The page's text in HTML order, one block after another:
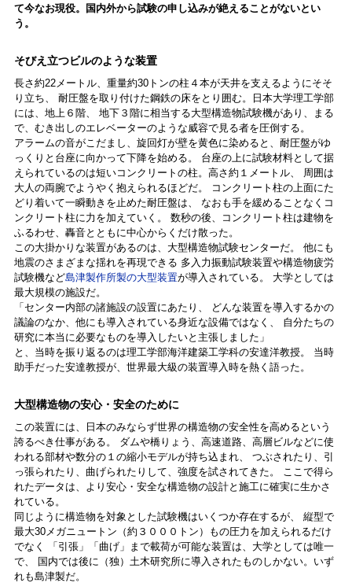
て今なお現役。国内外から試験の申し込みが絶えることがないとい
う。
そびえ立つビルのような装置
長さ約22メートル、重量約30トンの柱４本が天井を支えるようにそそ
り立ち、 耐圧盤を取り付けた鋼鉄の床をとり囲む。日本大学理工学部
には、地上６階、 地下３階に相当する大型構造物試験機があり、まる
で、むき出しのエレベーターのような威容で見る者を圧倒する。
アラームの音がこだまし、旋回灯が壁を黄色に染めると、耐圧盤がゆ
っくりと台座に向かって下降を始める。 台座の上に試験材料として据
えられているのは短いコンクリートの柱。高さ約１メートル、 周囲は
大人の両腕でようやく抱えられるほどだ。 コンクリート柱の上面にた
どり着いて一瞬動きを止めた耐圧盤は、 なおも手を緩めることなくコ
ンクリート柱に力を加えていく。 数秒の後、コンクリート柱は建物を
ふるわせ、轟音とともに中心からくだけ散った。
この大掛かりな装置があるのは、大型構造物試験センターだ。 他にも
地震のさまざまな揺れを再現できる 多入力振動試験装置や構造物疲労
試験機など島津製作所製の大型装置が導入されている。 大学としては
最大規模の施設だ。
「センター内部の諸施設の設置にあたり、 どんな装置を導入するかの
議論のなか、他にも導入されている身近な設備ではなく、 自分たちの
研究に本当に必要なものを導入したいと主張しました」
と、当時を振り返るのは理工学部海洋建築工学科の安達洋教授。 当時
助手だった安達教授が、世界最大級の装置導入時を熱く語った。
大型構造物の安心・安全のために
この装置には、日本のみならず世界の構造物の安全性を高めるという
誇るべき仕事がある。 ダムや橋りょう、高速道路、高層ビルなどに使
われる部材や数分の１の縮小モデルが持ち込まれ、 つぶされたり、引
っ張られたり、曲げられたりして、強度を試されてきた。 ここで得ら
れたデータは、より安心・安全な構造物の設計と施工に確実に生かさ
れている。
同じように構造物を対象とした試験機はいくつか存在するが、 縦型で
最大30メガニュートン（約３０００トン）もの圧力を加えられるだけ
でなく 「引張」「曲げ」まで載荷が可能な装置は、大学としては唯一
で、 国内では後に（独）土木研究所に導入されたものしかない。いず
れも島津製だ。